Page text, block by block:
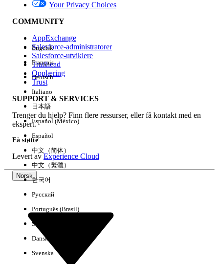
Utgave
Erfaring
Fjern alle Utført
Your Privacy Choices
COMMUNITY
AppExchange
Salesforce-administratorer
Salesforce-utviklere
Trailhead
Opplæring
Trust
SUPPORT & SERVICES
Trenger du hjelp? Finn flere ressurser, eller få kontakt med en
ekspert.
Få støtte
Levert avExperience Cloud
Norsk
Engelsk
Français
Deutsch
Italiano
日本語
Español (México)
Español
中文（简体）
中文（繁體）
한국어
Русский
Português (Brasil)
Suomi
Dansk
Svenska